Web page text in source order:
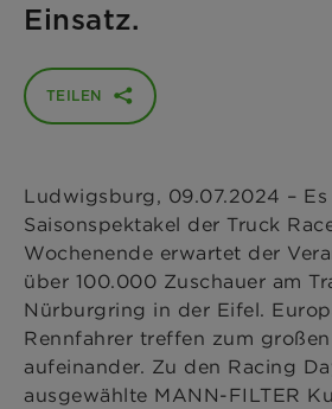
Einsatz.
TEILEN
Ludwigsburg, 09.07.2024 – Es
Saisonspektakel der Truck
Wochenende erwartet der
über 100.000 Zuschauer am
Nürburgring in der Eifel.
Rennfahrer treffen zum
aufeinander. Zu den Racing
ausgewählte MANN-FILTER